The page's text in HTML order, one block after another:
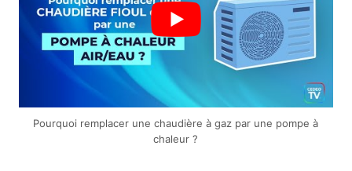
Pourquoi remplacer une chaudière à gaz par une pompe à
chaleur ?